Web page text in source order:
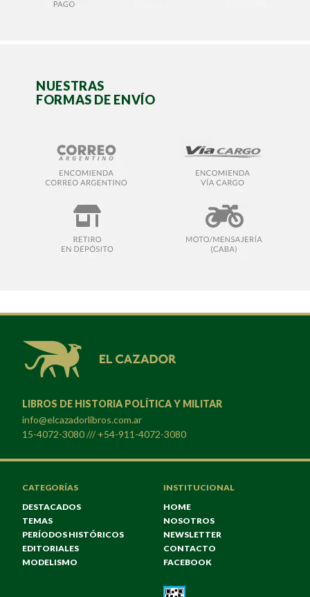
NUESTRAS
FORMAS DE ENVÍO
LIBROS DE HISTORIA POLÍTICA Y MILITAR
info@elcazadorlibros.com.ar
15-4072-3080 /// +54-911-4072-3080
CATEGORÍAS
DESTACADOS
TEMAS
PERÍODOS HISTÓRICOS
EDITORIALES
MODELISMO
INSTITUCIONAL
HOME
NOSOTROS
NEWSLETTER
CONTACTO
FACEBOOK